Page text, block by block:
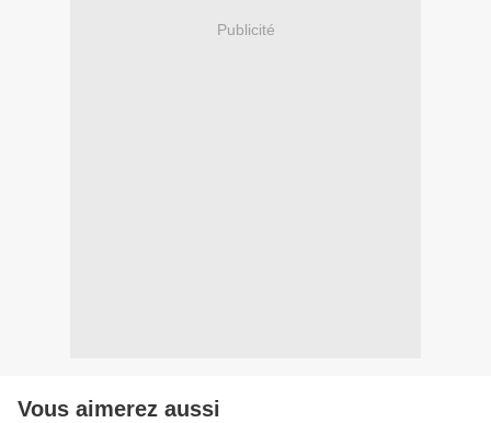
Publicité
Vous aimerez aussi